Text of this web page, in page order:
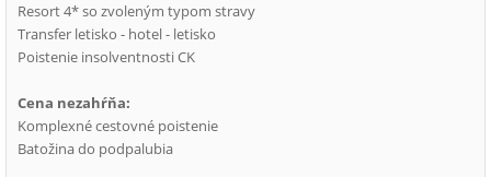
Resort 4* so zvoleným typom stravy
Transfer letisko - hotel - letisko
Poistenie insolventnosti CK
Cena nezahŕňa:
Komplexné cestovné poistenie
Batožina do podpalubia